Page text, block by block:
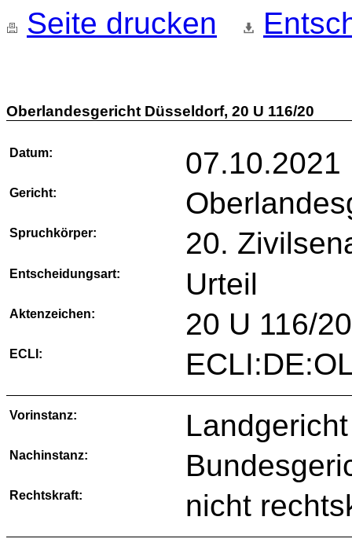
Seite drucken
Oberlandesgericht Düsseldorf, 20 U 116/20
Datum: 07.10.2021
Gericht:
Spruchkörper: 20.
Entscheidungsart: Urteil
Aktenzeichen: 20 U 116/20
ECLI:
Vorinstanz:
Nachinstanz:
Rechtskraft: nicht